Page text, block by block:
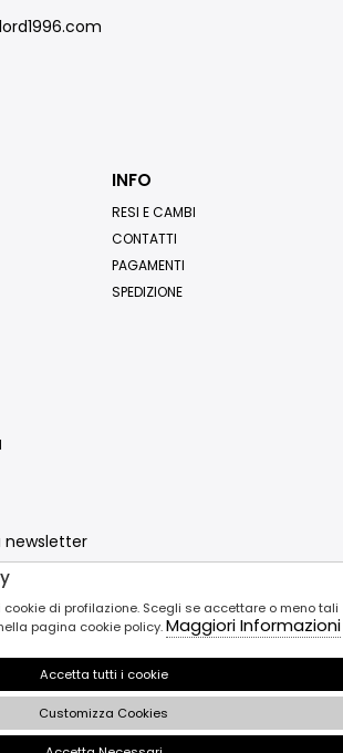
INFO
RESI E CAMBI
CONTATTI
PAGAMENTI
SPEDIZIONE
newsletter
di profilazione. Scegli se accettare o meno tali
pagina cookie policy.Maggiori Informazioni
Accetta tutti i cookie
Customizza Cookies